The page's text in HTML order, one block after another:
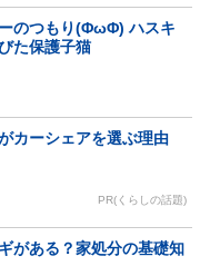
のつもり(ΦωΦ) ハスキ
た保護子猫
カーシェアを選ぶ理由
PR(くらしの話題)
がある？家処分の基礎知